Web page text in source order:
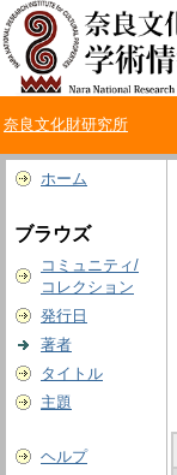
奈良文化財研究所
ホーム
ブラウズ
コミュニティ/
コレクション
発行日
著者
タイトル
主題
ヘルプ